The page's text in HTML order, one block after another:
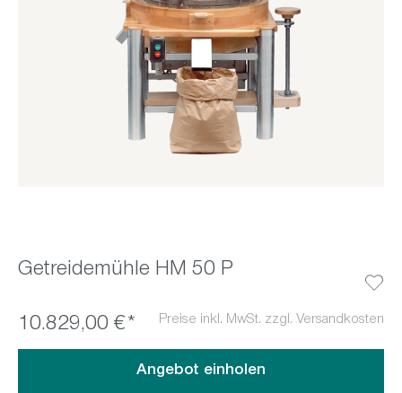
Getreidemühle HM 50 P
10.829,00 €* Preise inkl. MwSt. zzgl. Versandkosten
Angebot einholen